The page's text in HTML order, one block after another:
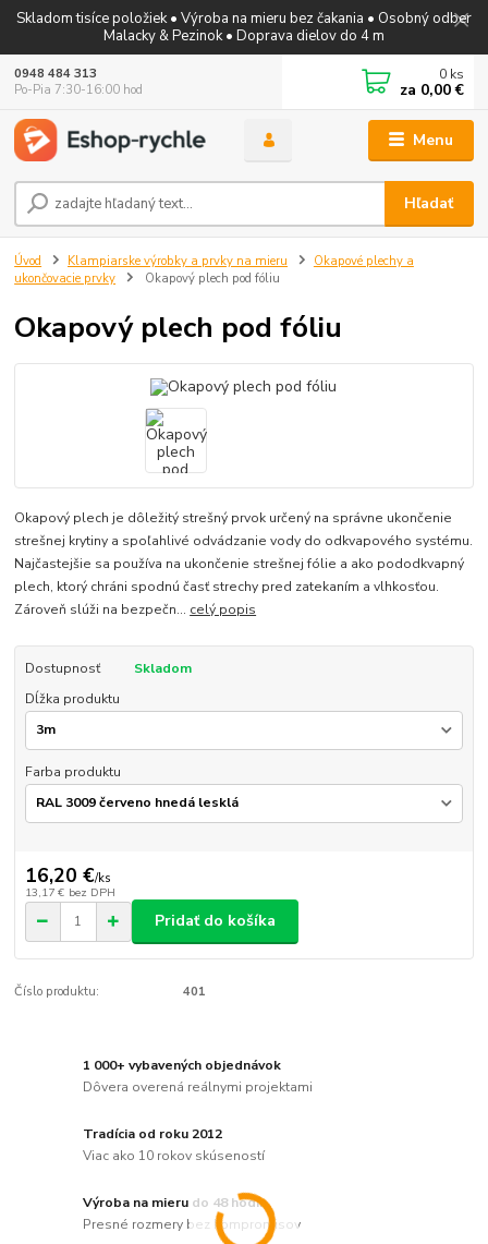
Skladom tisíce položiek • Výroba na mieru bez čakania • Osobný odber
Malacky & Pezinok • Doprava dielov do 4 m
Menu
Hľadať
0948 484 313
Po-Pia 7:30-16:00 hod
0 ks
za 0,00 €
Úvod Klampiarske výrobky a prvky na mieru
Okapové plechy a
ukončovacie prvky
Okapový plech pod fóliu
Okapový plech pod fóliu
Okapový plech je dôležitý strešný prvok určený na správne ukončenie
strešnej krytiny a spoľahlivé odvádzanie vody do odkvapového systému.
Najčastejšie sa používa na ukončenie strešnej fólie a ako pododkvapný
plech, ktorý chráni spodnú časť strechy pred zatekaním a vlhkosťou.
Zároveň slúži na bezpečn... celý popis
Dostupnosť
Skladom
Dĺžka produktu
Farba produktu
16,20 €/ks
13,17 € bez DPH
Pridať do košíka
Číslo produktu: 401
1 000+ vybavených objednávok
Dôvera overená reálnymi projektami
Tradícia od roku 2012
Viac ako 10 rokov skúseností
Výroba na mieru do 48 hodín
Presné rozmery bez kompromisov